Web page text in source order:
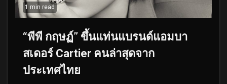
1 min read
“พีพี กฤษฏ์” ขึ้นแท่นแบรนด์แอมบา
สเดอร์ Cartier คนล่าสุดจาก
ประเทศไทย